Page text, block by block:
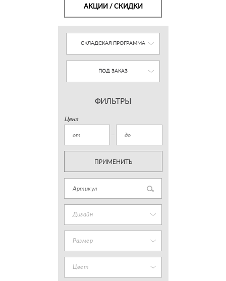
АКЦИИ / СКИДКИ
СКЛАДСКАЯ ПРОГРАММА
ПОД ЗАКАЗ
ФИЛЬТРЫ
Цена
ПРИМЕНИТЬ
Дизайн
Размер
Цвет